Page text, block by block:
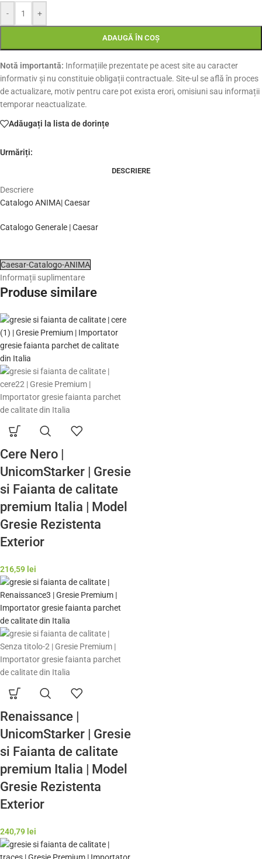
- +
ADAUGĂ ÎN COȘ
Notă importantă: Informațiile prezentate pe acest site au caracter
informativ și nu constituie obligații contractuale. Site-ul se află în proces
de actualizare, motiv pentru care pot exista erori, omisiuni sau informații
temporar neactualizate.
Adăugați la lista de dorințe
Urmăriți:
DESCRIERE
Descriere
Catalogo ANIMA| Caesar
Catalogo Generale | Caesar
Caesar-Catalogo-ANIMA
Informații suplimentare
Produse similare
Cere Nero |
UnicomStarker | Gresie
si Faianta de calitate
premium Italia | Model
Gresie Rezistenta
Exterior
216,59 lei
Renaissance |
UnicomStarker | Gresie
si Faianta de calitate
premium Italia | Model
Gresie Rezistenta
Exterior
240,79 lei